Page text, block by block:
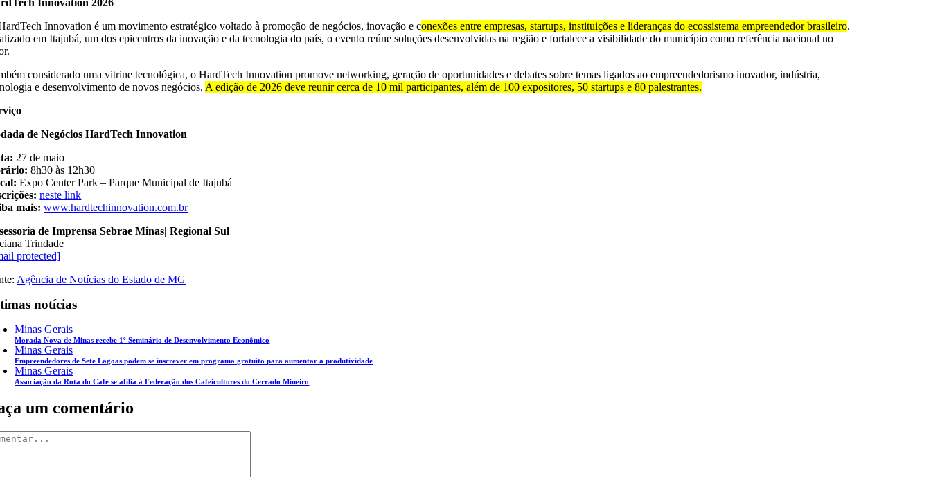
Innovation é um movimento estratégico voltado à promoção de negócios, inovação e conexões entre empresas, startups, instituições e lideranças do ecossistema empreendedor brasileiro.
em Itajubá, um dos epicentros da inovação e da tecnologia do país, o evento reúne soluções desenvolvidas na região e fortalece a visibilidade do município como referência nacional no
considerado uma vitrine tecnológica, o HardTech Innovation promove networking, geração de oportunidades e debates sobre temas ligados ao empreendedorismo inovador, indústria,
e desenvolvimento de novos negócios. A edição de 2026 deve reunir cerca de 10 mil participantes, além de 100 expositores, 50 startups e 80 palestrantes.
de Negócios HardTech Innovation
27 de maio
8h30 às 12h30
Expo Center Park – Parque Municipal de Itajubá
neste link
mais: www.hardtechinnovation.com.br
de Imprensa Sebrae Minas| Regional Sul
Trindade
protected]
Agência de Notícias do Estado de MG
notícias
Minas Gerais
Morada Nova de Minas recebe 1º Seminário de Desenvolvimento Econômico
Minas Gerais
Empreendedores de Sete Lagoas podem se inscrever em programa gratuito para aumentar a produtividade
Minas Gerais
Associação da Rota do Café se afilia à Federação dos Cafeicultores do Cerrado Mineiro
um comentário